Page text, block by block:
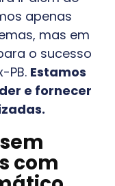
apenas
mas em
o sucesso
PB. Estamos
e fornecer
com